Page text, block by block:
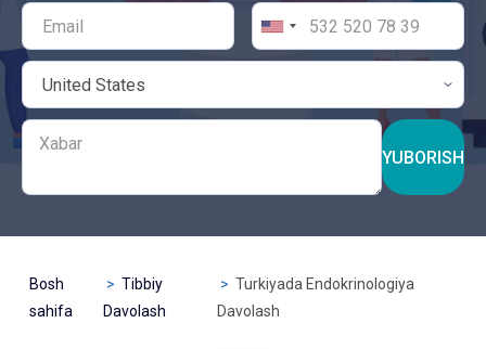
YUBORISH
Bosh
sahifa
Tibbiy
Davolash
Turkiyada Endokrinologiya
Davolash